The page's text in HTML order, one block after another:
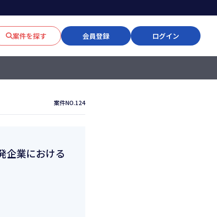
案件を探す 会員登録 ログイン
案件NO.124
企業における